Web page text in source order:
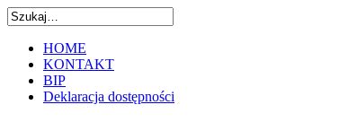
HOME
KONTAKT
BIP
Deklaracja dostępności